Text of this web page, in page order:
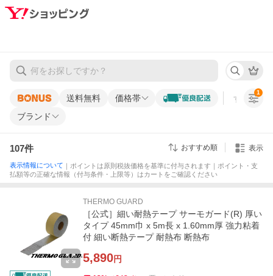
送料無料 価格帯 すべての条
ブランド
1
107件 おすすめ順 表示
表示情報について ｜ポイントは原則税抜価格を基準に付与されます｜ポイント・支
払額等の正確な情報（付与条件・上限等）はカートをご確認ください
THERMO GUARD
［公式］細い耐熱テープ サーモガード(R) 厚い
タイプ 45mm巾 x 5m長 x 1.60mm厚 強力粘着
付 細い断熱テープ 耐熱布 断熱布
5,890円